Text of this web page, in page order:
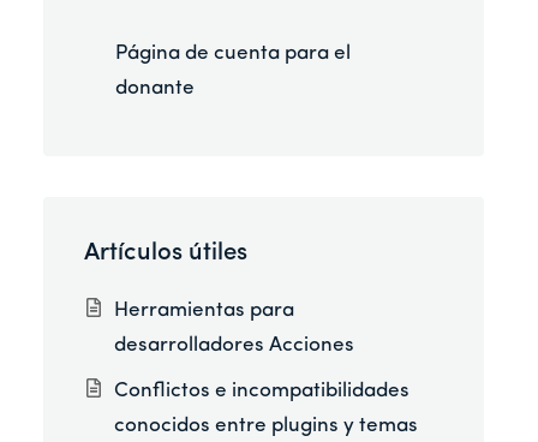
Página de cuenta para el
donante
Artículos útiles
Herramientas para
desarrolladores Acciones
Conflictos e incompatibilidades
conocidos entre plugins y temas